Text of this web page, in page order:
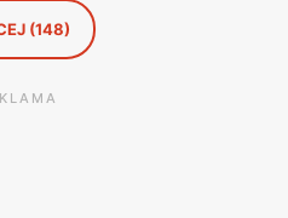
(148)